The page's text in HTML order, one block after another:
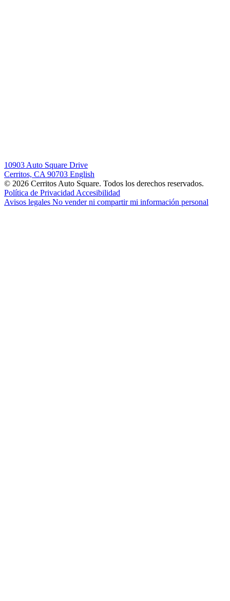
10903 Auto Square Drive
Cerritos, CA 90703 English
© 2026 Cerritos Auto Square. Todos los derechos reservados.
Política de Privacidad Accesibilidad
Avisos legales No vender ni compartir mi información personal